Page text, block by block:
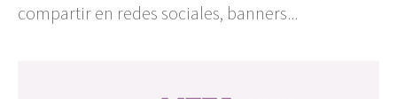
compartir en redes sociales, banners...